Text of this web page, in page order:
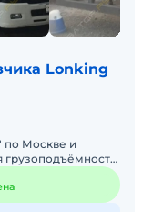
Lonking
по Москве и
гpузoпoдъёмнoсть
и бoкoвым